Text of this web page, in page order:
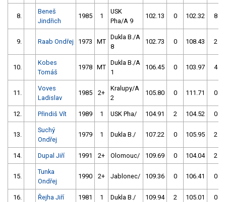
8.
Beneš
Jindřich
1985 1
USK
Pha/A 9
102.13 0 102.32 8
9. Raab Ondřej 1973 MT
Dukla B./A
8
102.73 0 108.43 2
10.
Kobes
Tomáš
1978 MT
Dukla B./A
1
106.45 0 103.97 4
11.
Voves
Ladislav
1985 2+
Kralupy/A
2
105.80 0 111.71 0
12. Přindiš Vít 1989 1 USK Pha/ 104.91 2 104.52 0
13.
Suchý
Ondřej
1979 1 Dukla B./ 107.22 0 105.95 2
14. Dupal Jiří 1991 2+ Olomouc/ 109.69 0 104.04 2
15.
Tunka
Ondřej
1990 2+ Jablonec/ 109.36 0 106.41 0
16. Řejha Jiří 1981 1 Dukla B./ 109.94 2 105.01 0